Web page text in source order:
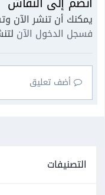
يمكنك أن تنشر الآن
فسجل الدخول الآن
أضف تعليق
التصنيفات